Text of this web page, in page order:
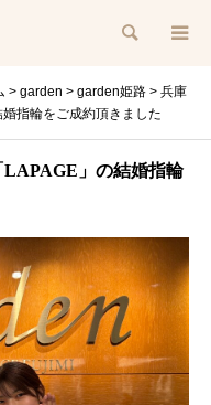
検索
> garden > garden姫路 > 兵庫
指輪をご成約頂きました
」の結婚指輪